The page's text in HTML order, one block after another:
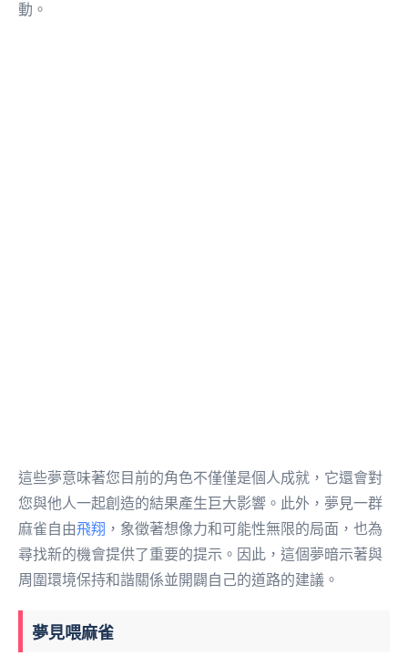
動。
這些夢意味著您目前的角色不僅僅是個人成就，它還會對
您與他人一起創造的結果產生巨大影響。此外，夢見一群
麻雀自由飛翔 ，象徵著想像力和可能性無限的局面，也為
尋找新的機會提供了重要的提示。因此，這個夢暗示著與
周圍環境保持和諧關係並開闢自己的道路的建議。
夢見喂麻雀